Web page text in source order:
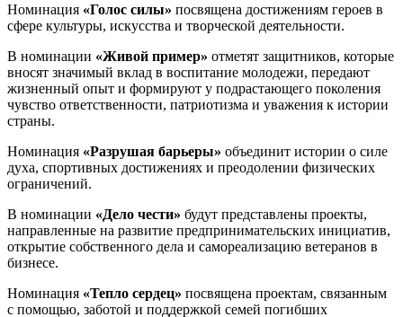
Номинация «Голос силы» посвящена достижениям героев в
сфере культуры, искусства и творческой деятельности.
В номинации «Живой пример» отметят защитников, которые
вносят значимый вклад в воспитание молодежи, передают
жизненный опыт и формируют у подрастающего поколения
чувство ответственности, патриотизма и уважения к истории
страны.
Номинация «Разрушая барьеры» объединит истории о силе
духа, спортивных достижениях и преодолении физических
ограничений.
В номинации «Дело чести» будут представлены проекты,
направленные на развитие предпринимательских инициатив,
открытие собственного дела и самореализацию ветеранов в
бизнесе.
Номинация «Тепло сердец» посвящена проектам, связанным
с помощью, заботой и поддержкой семей погибших